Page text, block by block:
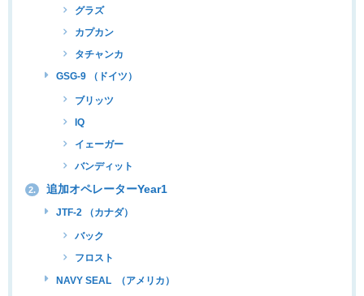
グラズ
カプカン
タチャンカ
GSG-9 （ドイツ）
ブリッツ
IQ
イェーガー
バンディット
2. 追加オペレーターYear1
JTF-2 （カナダ）
バック
フロスト
NAVY SEAL （アメリカ）